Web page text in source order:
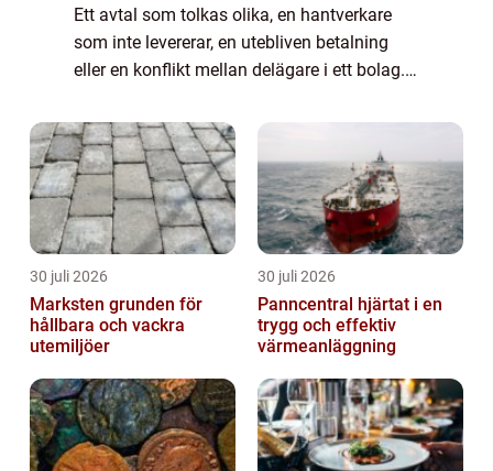
Ett avtal som tolkas olika, en hantverkare
som inte levererar, en utebliven betalning
eller en konflikt mellan delägare i ett bolag.
30 juli 2026
Marksten grunden för
hållbara och vackra
utemiljöer
30 juli 2026
Panncentral hjärtat i en
trygg och effektiv
värmeanläggning